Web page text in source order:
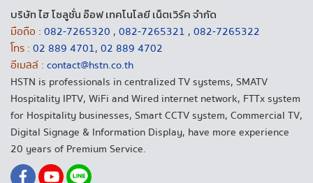
บริษัท ไฮ โซลูชั่น อ๊อฟ เทคโนโลยี เน็ตเวิร์ค จำกัด
มือถือ : 082-7265320 , 082-7265321 , 082-7265322
โทร : 02 889 4701, 02 889 4702
อีเมลล์ : contact@hstn.co.th
HSTN is professionals in centralized TV systems, SMATV
Hospitality IPTV, WiFi and Wired internet network, FTTx system
for Hospitality businesses, Smart CCTV system, Commercial TV,
Digital Signage & Information Display, have more experience
20 years of Premium Service.